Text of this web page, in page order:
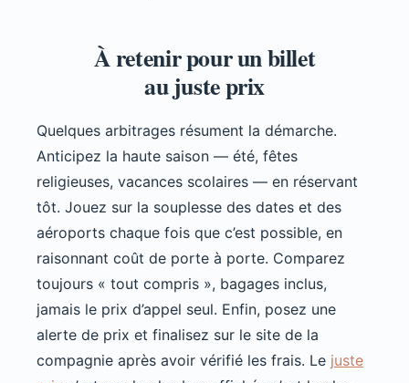
À retenir pour un billet
au juste prix
Quelques arbitrages résument la démarche.
Anticipez la haute saison — été, fêtes
religieuses, vacances scolaires — en réservant
tôt. Jouez sur la souplesse des dates et des
aéroports chaque fois que c’est possible, en
raisonnant coût de porte à porte. Comparez
toujours « tout compris », bagages inclus,
jamais le prix d’appel seul. Enfin, posez une
alerte de prix et finalisez sur le site de la
compagnie après avoir vérifié les frais. Le juste